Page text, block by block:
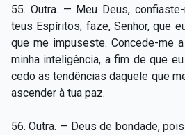
55. Outra. — Meu Deus,
teus Espíritos; faze, Senhor, que
que me impuseste. Concede-me
minha inteligência, a fim de que
cedo as tendências daquele que
ascender à tua paz.
56. Outra. — Deus de bondade,